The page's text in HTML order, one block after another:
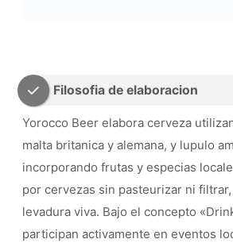
Filosofia de elaboracion
Yorocco Beer elabora cerveza
malta britanica y alemana, y lupulo
incorporando frutas y especias
por cervezas sin pasteurizar ni
levadura viva. Bajo el concepto
participan activamente en eventos